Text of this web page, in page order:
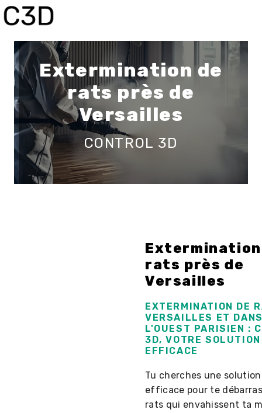
Extermination de
rats près de
Versailles
CONTROL 3D
rats près de
Versailles
EXTERMINATION DE
VERSAILLES ET
L'OUEST PARISIEN :
3D, VOTRE SOLUTION
EFFICACE
Tu cherches une
efficace pour te
rats qui envahissent ta
Panneau de gestion des cookies